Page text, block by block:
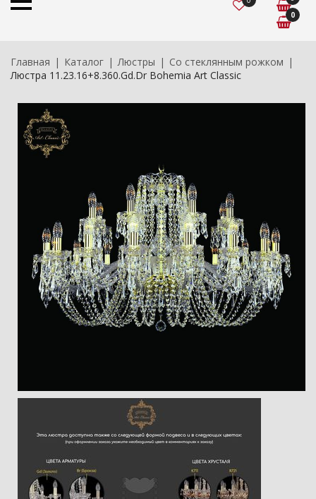
0
Главная Каталог Люстры
Со стеклянным рожком
Люстра 11.23.16+8.360.Gd.Dr Bohemia Art Classic